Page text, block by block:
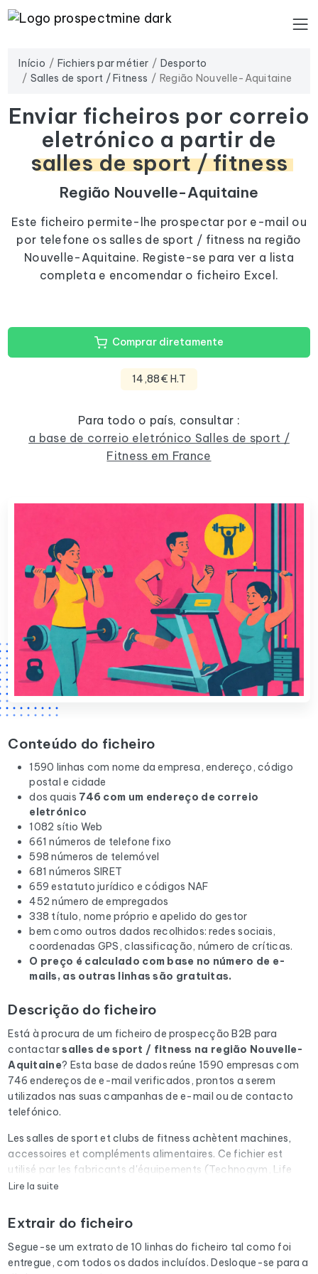
Início Fichiers par métier
Desporto
Salles de sport / Fitness
Região Nouvelle-Aquitaine
Enviar ficheiros por correio
eletrónico a partir de
salles de sport / fitness
Região Nouvelle-Aquitaine
Este ficheiro permite-lhe prospectar por e-mail ou
por telefone os salles de sport / fitness na região
Nouvelle-Aquitaine. Registe-se para ver a lista
completa e encomendar o ficheiro Excel.
Comprar diretamente
14,88€ H.T
Para todo o país, consultar :
a base de correio eletrónico Salles de sport /
Fitness em France
Conteúdo do ficheiro
1590 linhas com nome da empresa, endereço, código
postal e cidade
dos quais 746 com um endereço de correio
eletrónico
1082 sítio Web
661 números de telefone fixo
598 números de telemóvel
681 números SIRET
659 estatuto jurídico e códigos NAF
452 número de empregados
338 título, nome próprio e apelido do gestor
bem como outros dados recolhidos: redes sociais,
coordenadas GPS, classificação, número de críticas.
O preço é calculado com base no número de e-
mails, as outras linhas são gratuitas.
Descrição do ficheiro
Está à procura de um ficheiro de prospecção B2B para
contactarsalles de sport / fitness na região Nouvelle-
Aquitaine? Esta base de dados reúne 1590 empresas com
746 endereços de e-mail verificados, prontos a serem
utilizados nas suas campanhas de e-mail ou de contacto
telefónico.
Les salles de sport et clubs de fitness achètent machines,
accessoires et compléments alimentaires. Ce fichier est
utilisé par les fabricants d'équipements (Technogym, Life
Fitness), les éditeurs de logiciels de gestion de salle et les
Cada e-mail da lista é submetido a uma verificação
automática através do Cleanmylist.email antes de ser
incluído. Os endereços inválidos, as caixas de correio cheias
Lire la suite
Extrair do ficheiro
Segue-se um extrato de 10 linhas do ficheiro tal como foi
entregue, com todos os dados incluídos. Desloque-se para a